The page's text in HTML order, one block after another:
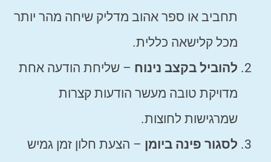
תחביב או ספר אהוב מדליק שיחה מהר יותר
מכל קלישאה כללית.
להוביל בקצב נינוח – שליחת הודעה אחת
מדויקת טובה מעשר הודעות קצרות
שמרגישות לחוצות.
לסגור פינה ביומן – הצעת חלון זמן גמיש